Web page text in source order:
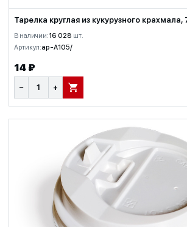
Тарелка круглая из кукурузного
В наличии:16 028 шт.
Артикул:ap-A105/
14 ₽
− + В КОРЗИНУ